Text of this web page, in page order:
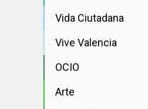
Vida Ciutadana
Vive Valencia
OCIO
Arte